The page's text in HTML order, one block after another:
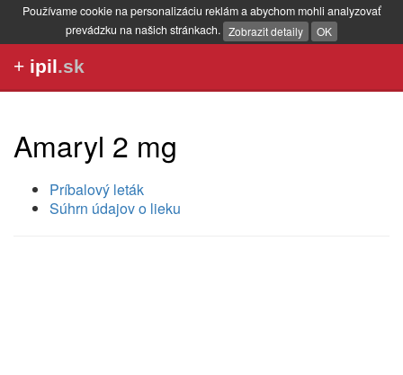
Používame cookie na personalizáciu reklám a abychom mohli analyzovať
prevádzku na našich stránkach. Zobrazit detaily OK
+ ipil.sk
Amaryl 2 mg
Príbalový leták
Súhrn údajov o lieku